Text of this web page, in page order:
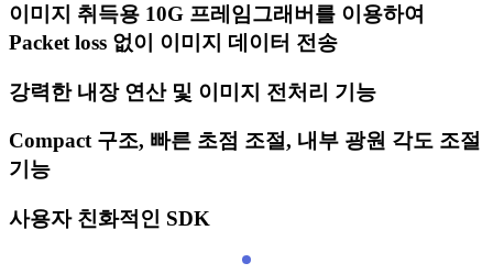
이미지 취득용 10G 프레임그래버를 이용하여
Packet loss 없이 이미지 데이터 전송
강력한 내장 연산 및 이미지 전처리 기능
Compact 구조, 빠른 초점 조절, 내부 광원 각도 조절
기능
사용자 친화적인 SDK